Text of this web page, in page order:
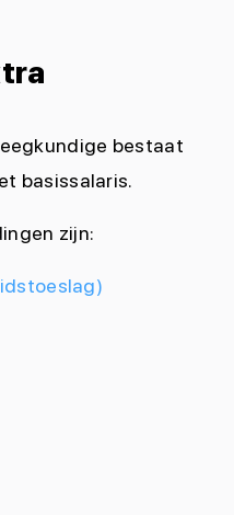
bestaat
basissalaris.
zijn: